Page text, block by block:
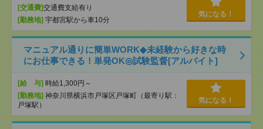
[交通費]交通費支給有り
[勤務地] 宇都宮駅から車10分
気になる！
マニュアル通りに簡単WORK◆未経験から好きな時
にお仕事できる！単発OK◎試験監督[アルバイト]
[給 与] 時給1,300円～
[勤務地] 神奈川県横浜市戸塚区戸塚町（最寄り駅：
戸塚駅）
気になる！